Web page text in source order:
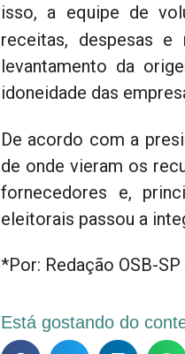
isso, a equipe de
receitas, despesas e
levantamento da
idoneidade das
De acordo com a
de onde vieram os
fornecedores e,
eleitorais passou a
*Por: Redação OSB-
Está gostando do